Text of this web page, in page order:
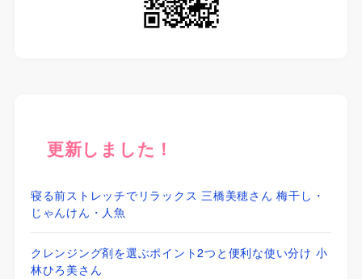
更新しました！
寝る前ストレッチでリラックス 三橋美穂さん 梅干し・
じゃんけん・人魚
クレンジング剤を選ぶポイント2つと便利な使い分け 小
林ひろ美さん